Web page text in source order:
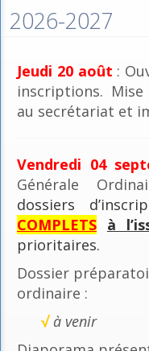
2026-2027
Jeudi 20 août :
inscriptions.
au secrétariat et
Vendredi 04
Générale
dossiers
COMPLETS à
prioritaires.
Dossier
ordinaire :
√ à venir